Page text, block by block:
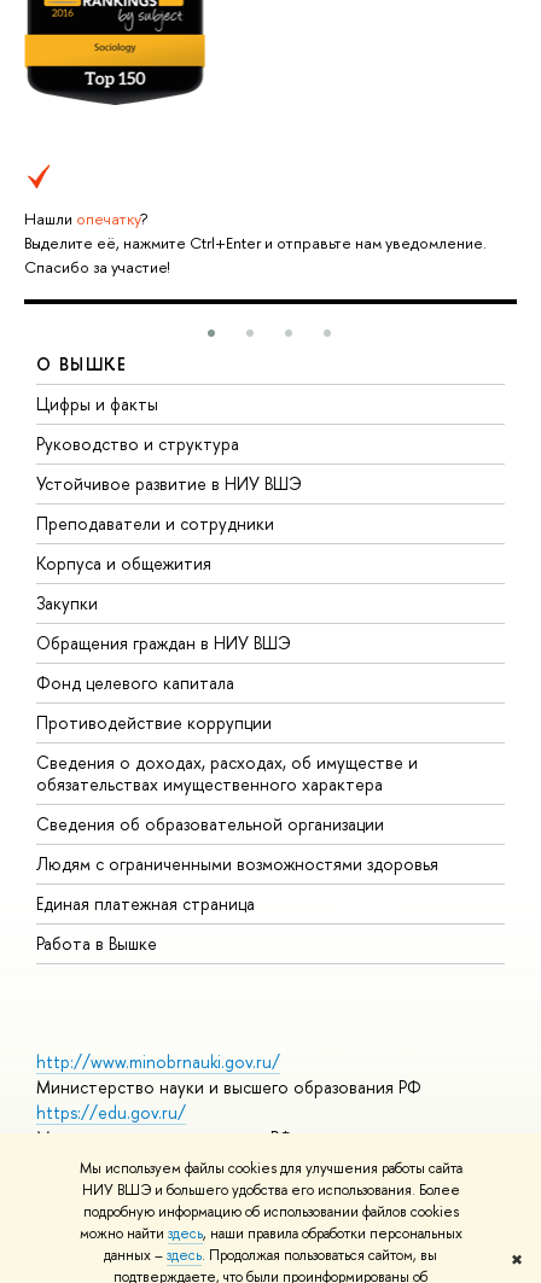
Мы используем файлы cookies для улучшения работы сайта
НИУ ВШЭ и большего удобства его использования. Более
подробную информацию об использовании файлов cookies
можно найти здесь, наши правила обработки персональных
данных –здесь. Продолжая пользоваться сайтом, вы
подтверждаете, что были проинформированы об
✖
Нашли опечатку?
Выделите её, нажмите Ctrl+Enter и отправьте нам уведомление.
Спасибо за участие!
О ВЫШКЕ
Цифры и факты
Руководство и структура
Устойчивое развитие в НИУ ВШЭ
Преподаватели и сотрудники
Корпуса и общежития
Закупки
Обращения граждан в НИУ ВШЭ
Фонд целевого капитала
Противодействие коррупции
Сведения о доходах, расходах, об имуществе и
обязательствах имущественного характера
Сведения об образовательной организации
Людям с ограниченными возможностями здоровья
Единая платежная страница
Работа в Вышке
http://www.minobrnauki.gov.ru/
Министерство науки и высшего образования РФ
https://edu.gov.ru/
Министерство просвещения РФ
https://elearning.hse.ru/mooc
Массовые открытые онлайн-курсы
© НИУ ВШЭ 1993–2026 Адреса и контактыУсловия